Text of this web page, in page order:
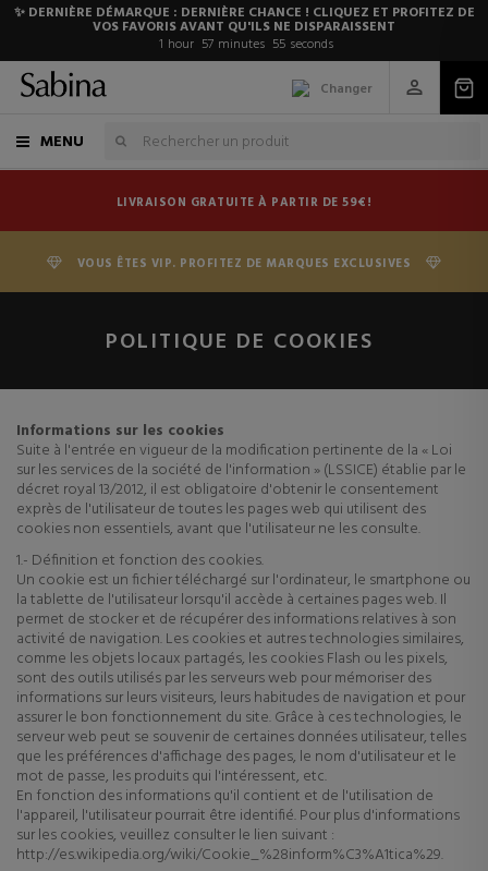
✨ DERNIÈRE DÉMARQUE : DERNIÈRE CHANCE ! CLIQUEZ ET PROFITEZ DE
VOS FAVORIS AVANT QU'ILS NE DISPARAISSENT
1 hour 57 minutes 54 seconds
Changer
MENU
LIVRAISON GRATUITE À PARTIR DE 59€!
VOUS ÊTES VIP. PROFITEZ DE MARQUES EXCLUSIVES
POLITIQUE DE COOKIES
Informations sur les cookies
Suite à l'entrée en vigueur de la modification pertinente de la « Loi
sur les services de la société de l'information » (LSSICE) établie par le
décret royal 13/2012, il est obligatoire d'obtenir le consentement
exprès de l'utilisateur de toutes les pages web qui utilisent des
cookies non essentiels, avant que l'utilisateur ne les consulte.
1.- Définition et fonction des cookies.
Un cookie est un fichier téléchargé sur l'ordinateur, le smartphone ou
la tablette de l'utilisateur lorsqu'il accède à certaines pages web. Il
permet de stocker et de récupérer des informations relatives à son
activité de navigation. Les cookies et autres technologies similaires,
comme les objets locaux partagés, les cookies Flash ou les pixels,
sont des outils utilisés par les serveurs web pour mémoriser des
informations sur leurs visiteurs, leurs habitudes de navigation et pour
assurer le bon fonctionnement du site. Grâce à ces technologies, le
serveur web peut se souvenir de certaines données utilisateur, telles
que les préférences d'affichage des pages, le nom d'utilisateur et le
mot de passe, les produits qui l'intéressent, etc.
En fonction des informations qu'il contient et de l'utilisation de
l'appareil, l'utilisateur pourrait être identifié. Pour plus d'informations
sur les cookies, veuillez consulter le lien suivant :
http://es.wikipedia.org/wiki/Cookie_%28inform%C3%A1tica%29.